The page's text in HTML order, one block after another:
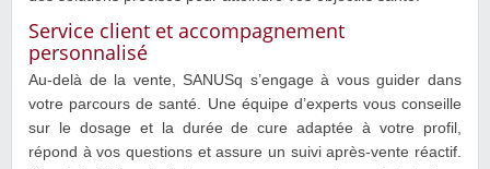
Service client et accompagnement
personnalisé
Au‑delà de la vente, SANUSq s’engage à vous guider dans
votre parcours de santé. Une équipe d’experts vous conseille
sur le dosage et la durée de cure adaptée à votre profil,
répond à vos questions et assure un suivi après‑vente réactif.